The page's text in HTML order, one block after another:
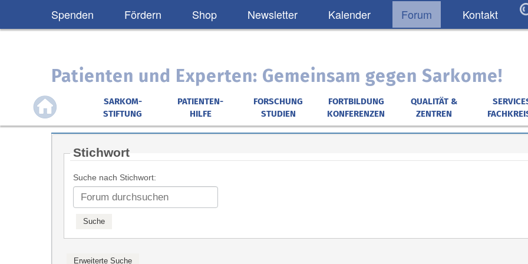
Spenden Fördern Shop Newsletter Kalender Forum Kontakt
Patienten und Experten: Gemeinsam gegen Sarkome!
SARKOM-
STIFTUNG
PATIENTEN-
HILFE
FORSCHUNG
STUDIEN
FORTBILDUNG
KONFERENZEN
QUALITÄT &
ZENTREN
Stichwort
Suche nach Stichwort: